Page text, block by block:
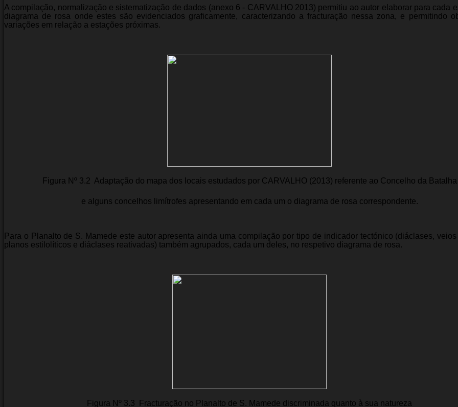
A compilação, normalização e sistematização de dados (anexo 6 - CARVALHO 2013) permitiu ao autor elaborar para cada
diagrama de rosa onde estes são evidenciados graficamente, caracterizando a fracturação nessa zona, e permitindo
variações em relação a estações próximas.
Figura Nº 3.2  Adaptação do mapa dos locais estudados por CARVALHO (2013) referente ao Concelho da Batalha
e alguns concelhos limítrofes apresentando em cada um o diagrama de rosa correspondente.
Para o Planalto de S. Mamede este autor apresenta ainda uma compilação por tipo de indicador tectónico (diáclases,
planos estilolíticos e diáclases reativadas) também agrupados, cada um deles, no respetivo diagrama de rosa.
Figura Nº 3.3  Fracturação no Planalto de S. Mamede discriminada quanto à sua natureza